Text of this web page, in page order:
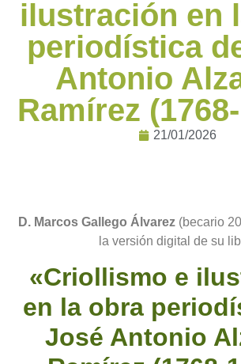
ilustración en
periodística
Antonio
Ramírez
21/01/2026
D. Marcos Gallego Álvarez (becario
la versión digital de su
«Criollismo e
en la obra
José Antonio